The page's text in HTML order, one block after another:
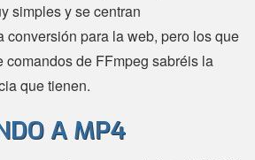
simples y se centran
conversión para la web, pero los que
comandos de FFmpeg sabréis la
que tienen.
A MP4